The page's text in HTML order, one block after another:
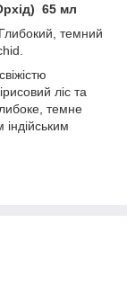
65 мл
темний
ліс та
темне